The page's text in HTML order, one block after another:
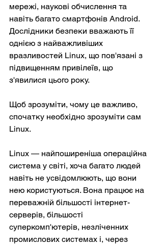
мережі, наукові обчислення та
навіть багато смартфонів Android.
Дослідники безпеки вважають її
однією з найважливіших
вразливостей Linux, що пов'язані з
підвищенням привілеїв, що
з'явилися цього року.
Щоб зрозуміти, чому це важливо,
спочатку необхідно зрозуміти сам
Linux.
Linux — найпоширеніша операційна
система у світі, хоча багато людей
навіть не усвідомлюють, що вони
нею користуються. Вона працює на
переважній більшості інтернет-
серверів, більшості
суперкомп'ютерів, незліченних
промислових системах і, через